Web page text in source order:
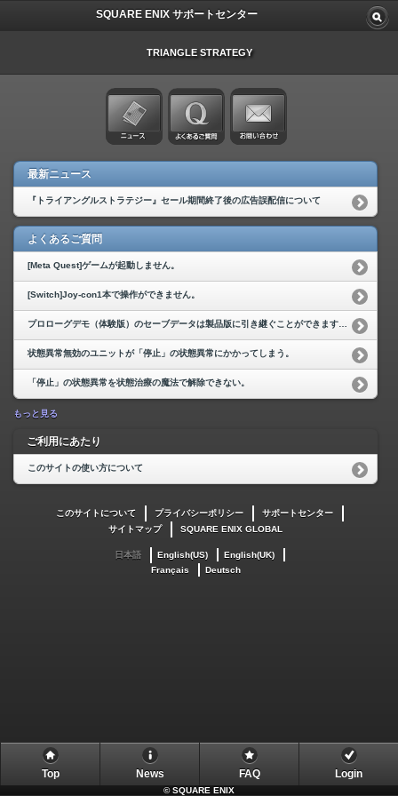
SQUARE ENIX サポートセンター
TRIANGLE STRATEGY
最新ニュース
『トライアングルストラテジー』セール期間終了後の広告誤配信について
よくあるご質問
[Meta Quest]ゲームが起動しません。
[Switch]Joy-con1本で操作ができません。
状態異常無効のユニットが「停止」の状態異常にかかってしまう。
「停止」の状態異常を状態治療の魔法で解除できない。
もっと見る
ご利用にあたり
このサイトの使い方について
このサイトについて プライバシーポリシー
サポートセンター
サイトマップ
SQUARE ENIX GLOBAL
日本語 English(US)
English(UK)
Français
Deutsch
Top News FAQ Login
©SQUARE ENIX